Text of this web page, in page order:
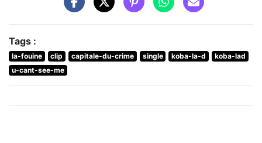
Tags :
la-fouine clip capitale-du-crime single koba-la-d
koba-lad
u-cant-see-me